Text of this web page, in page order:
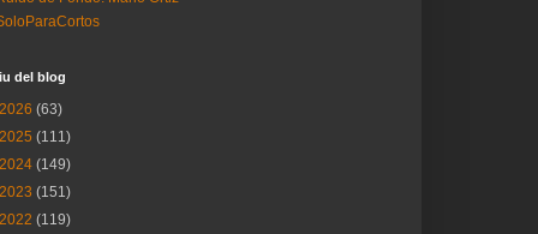
del blog
2026 (63)
2025 (111)
2024 (149)
2023 (151)
2022 (119)